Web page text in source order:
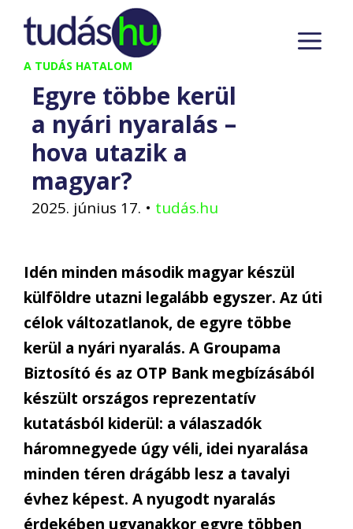
Kilépés
tartalomba
A TUDÁS HATALOM
Egyre többe kerül
a nyári nyaralás –
hova utazik a
magyar?
2025. június 17. • tudás.hu
Idén minden második magyar készül
külföldre utazni legalább egyszer. Az úti
célok változatlanok, de egyre többe
kerül a nyári nyaralás. A Groupama
Biztosító és az OTP Bank megbízásából
készült országos reprezentatív
kutatásból kiderül: a válaszadók
háromnegyede úgy véli, idei nyaralása
minden téren drágább lesz a tavalyi
évhez képest. A nyugodt nyaralás
érdekében ugyanakkor egyre többen